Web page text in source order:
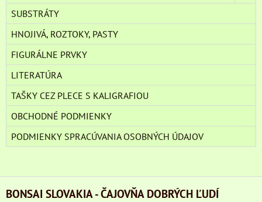
SUBSTRÁTY
HNOJIVÁ, ROZTOKY, PASTY
FIGURÁLNE PRVKY
LITERATÚRA
TAŠKY CEZ PLECE S KALIGRAFIOU
OBCHODNÉ PODMIENKY
PODMIENKY SPRACÚVANIA OSOBNÝCH ÚDAJOV
BONSAI SLOVAKIA - ČAJOVŇA DOBRÝCH ĽUDÍ